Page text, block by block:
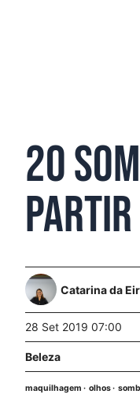
20
partir
Catarina da
28 Set 2019 07:00
Beleza
maquilhagem olhos